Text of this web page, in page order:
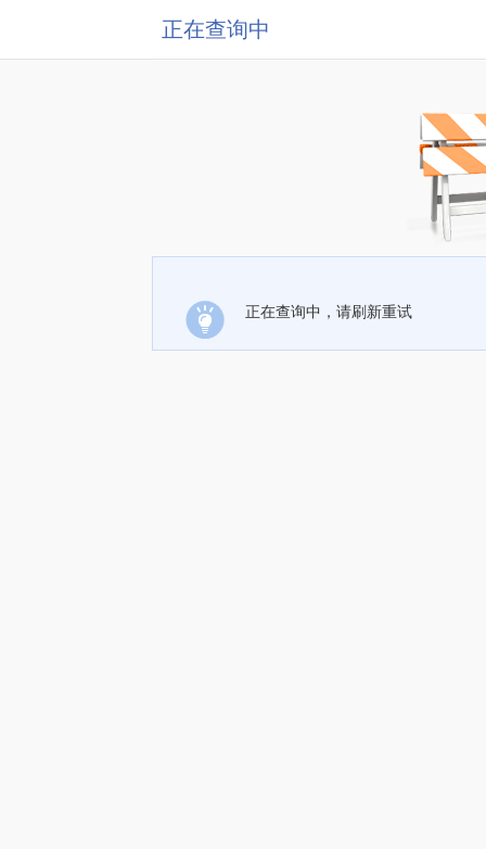
正在查询中
正在查询中，请刷新重试